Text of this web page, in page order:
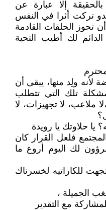
إلا عبارة عن
تركت أثرا في النفس
تحوز الحلقات القادمة
لك أطيب التحية
لأنه ولِد منها، يبقى أن
تلك التي تتطلب
ملاعب، لا تجهيزات، لا
يا حلاوتك يا رويدة
فلعل القرار كان
لك اليوم أروع ما
للكاراتيه لخسرناك
الجميلة ،
مع التقدير